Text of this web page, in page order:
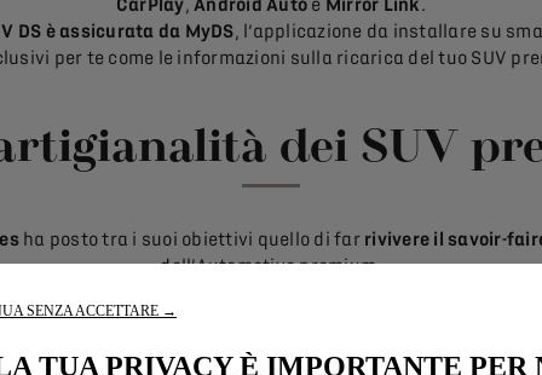
CarPlay,Android Auto e Mirror Link.
DS è assicurata da MyDS, l’applicazione da installare su
per te come le informazioni sulla ricarica del tuo SUV
dei SUV
ha posto tra i suoi obiettivi quello di far rivivere il savoir-
dell’Automotive premium.
materiali scelti per gli interni l’abilità
Couture e di trasportarlo nei suoi SUV premium dalle
SENZA ACCETTARE →
TUA PRIVACY È IMPORTANTE PER